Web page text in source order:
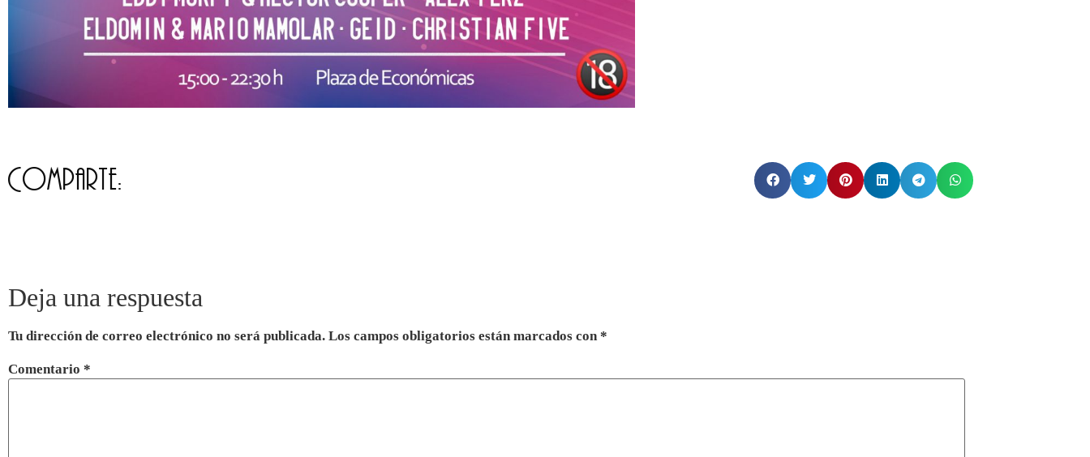
Comparte:
Deja una respuesta
Tu dirección de correo electrónico no será publicada. Los campos obligatorios están marcados con*
Comentario *